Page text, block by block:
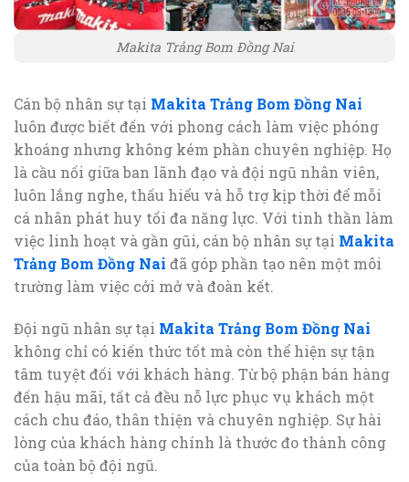
Makita Trảng Bom Đồng Nai
Cán bộ nhân sự tại Makita Trảng Bom Đồng Nai
luôn được biết đến với phong cách làm việc phóng
khoáng nhưng không kém phần chuyên nghiệp. Họ
là cầu nối giữa ban lãnh đạo và đội ngũ nhân viên,
luôn lắng nghe, thấu hiểu và hỗ trợ kịp thời để mỗi
cá nhân phát huy tối đa năng lực. Với tinh thần làm
việc linh hoạt và gần gũi, cán bộ nhân sự tại Makita
Trảng Bom Đồng Nai đã góp phần tạo nên một môi
trường làm việc cởi mở và đoàn kết.
Đội ngũ nhân sự tại Makita Trảng Bom Đồng Nai
không chỉ có kiến thức tốt mà còn thể hiện sự tận
tâm tuyệt đối với khách hàng. Từ bộ phận bán hàng
đến hậu mãi, tất cả đều nỗ lực phục vụ khách một
cách chu đáo, thân thiện và chuyên nghiệp. Sự hài
lòng của khách hàng chính là thước đo thành công
của toàn bộ đội ngũ.